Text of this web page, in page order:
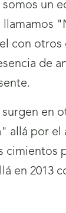
un
llamamos
con otros
de
en
allá por el
cimientos
en 2013